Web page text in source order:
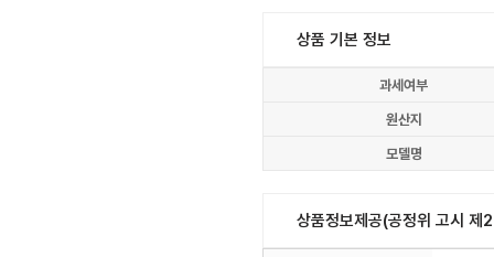
상품 기본 정보
과세여부
원산지
모델명
상품정보제공(공정위 고시